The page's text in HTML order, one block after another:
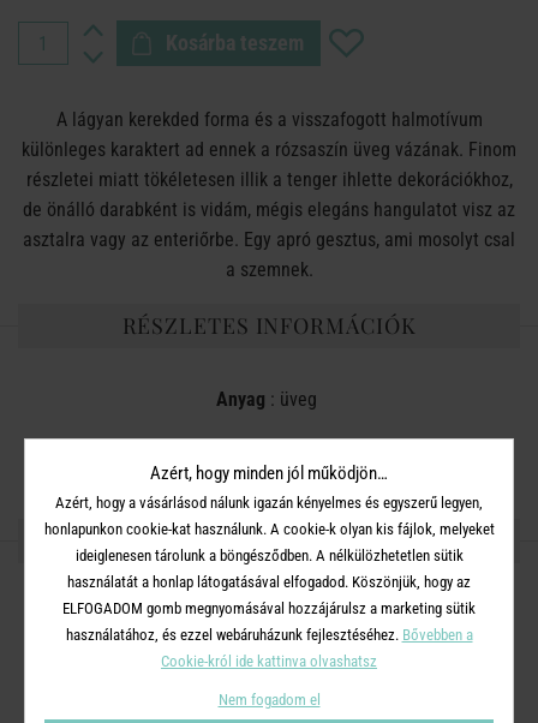
Kosárba teszem
A lágyan kerekded forma és a visszafogott halmotívum
különleges karaktert ad ennek a rózsaszín üveg vázának. Finom
részletei miatt tökéletesen illik a tenger ihlette dekorációkhoz,
de önálló darabként is vidám, mégis elegáns hangulatot visz az
asztalra vagy az enteriőrbe. Egy apró gesztus, ami mosolyt csal
a szemnek.
RÉSZLETES INFORMÁCIÓK
Anyag : üveg
OSZD MEG MÁSOKKAL!
A TERMÉKCSALÁD TOVÁBBI
Azért, hogy minden jól működjön…
Azért, hogy a vásárlásod nálunk igazán kényelmes és egyszerű legyen,
honlapunkon cookie-kat használunk. A cookie-k olyan kis fájlok, melyeket
ideiglenesen tárolunk a böngésződben. A nélkülözhetetlen sütik
használatát a honlap látogatásával elfogadod. Köszönjük, hogy az
ELFOGADOM gomb megnyomásával hozzájárulsz a marketing sütik
használatához, és ezzel webáruházunk fejlesztéséhez. Bővebben a
Cookie-król ide kattinva olvashatsz
Nem fogadom el